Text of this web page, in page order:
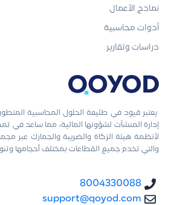
يعتبر قيود في طليعة الحلول المحاسبية
إدارة المنشآت لشؤونها المالية، مما ساعد في
لأنظمة هيئة الزكاة والضريبة والجمارك عبر
والتي تخدم جميع القطاعات بمختلف أحجامها
8004330088
support@qoyod.com
نماذج الأعمال
أدوات محاسبية
دراسات وتقارير